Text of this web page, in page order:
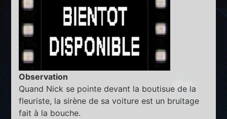
Observation
Quand Nick se pointe devant la boutisue de la
fleuriste, la sirène de sa voiture est un bruitage
fait à la bouche.